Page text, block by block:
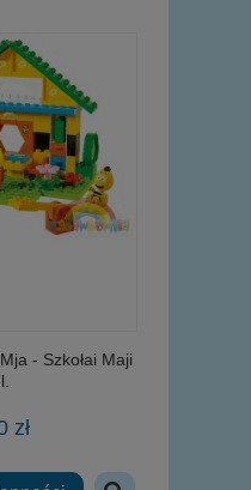
- Szkołai Maji
zł